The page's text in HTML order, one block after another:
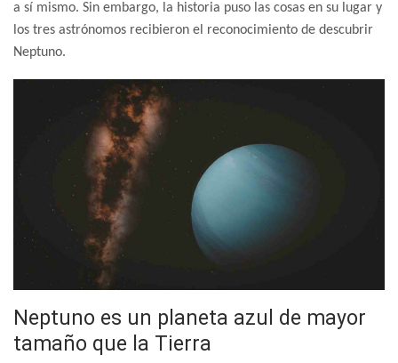
a sí mismo. Sin embargo, la historia puso las cosas en su lugar y
los tres astrónomos recibieron el reconocimiento de descubrir
Neptuno.
Neptuno es un planeta azul de mayor
tamaño que la Tierra